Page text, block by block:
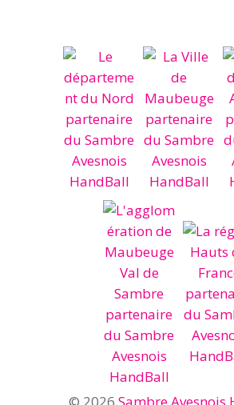
© 2026 Sambre Avesnois